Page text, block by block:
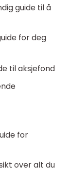
guide til å
for deg
til aksjefond
for
over alt du